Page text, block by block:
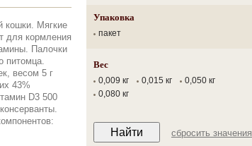
Упаковка
пакет
Вес
0,009 кг 0,015 кг
0,050 кг
0,080 кг
сбросить значения
кошки. Мягкие
для кормления
Палочки
питомца.
весом 5 г
43%
D3 500